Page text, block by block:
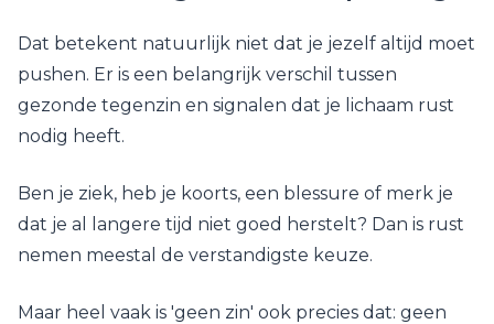
Dat betekent natuurlijk niet dat je jezelf altijd moet
pushen. Er is een belangrijk verschil tussen
gezonde tegenzin en signalen dat je lichaam rust
nodig heeft.
Ben je ziek, heb je koorts, een blessure of merk je
dat je al langere tijd niet goed herstelt? Dan is rust
nemen meestal de verstandigste keuze.
Maar heel vaak is 'geen zin' ook precies dat: geen